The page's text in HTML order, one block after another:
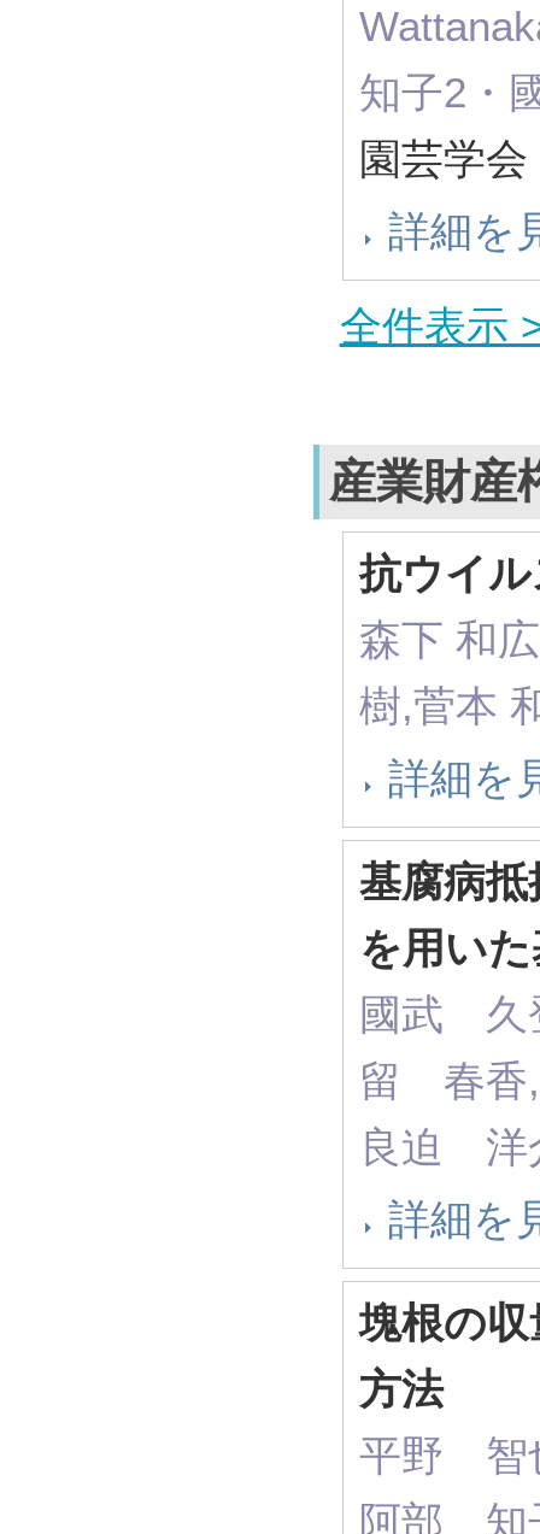
知子2・
園芸学
詳細を
全件表示
産業財産
抗ウイ
森下 和
樹,菅本
詳細を
基腐病
を用い
國武 久
留 春香
良迫 洋
詳細を
塊根の
方法
平野 智
阿部 知